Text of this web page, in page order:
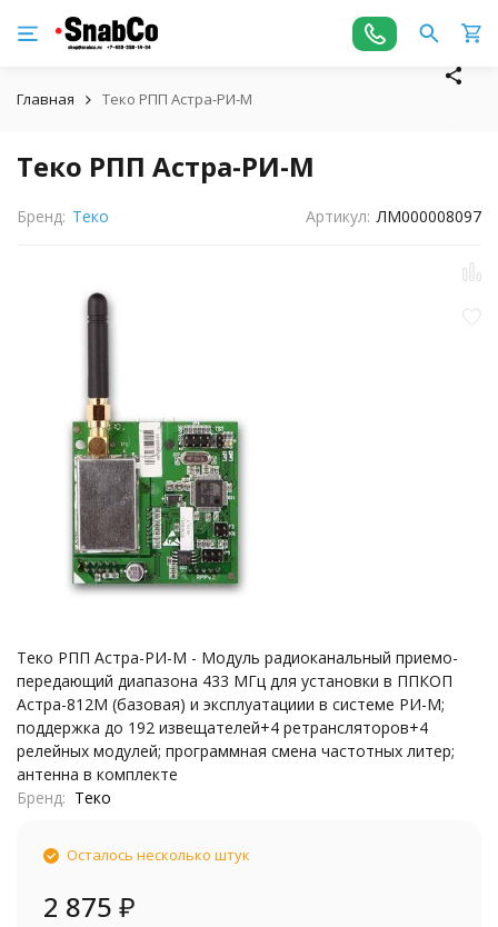
Главная Теко РПП Астра-РИ-М
Теко РПП Астра-РИ-М
Бренд: Теко Артикул: ЛМ000008097
Теко РПП Астра-РИ-М - Модуль радиоканальный приемо-
передающий диапазона 433 МГц для установки в ППКОП
Астра-812М (базовая) и эксплуатациии в системе РИ-М;
поддержка до 192 извещателей+4 ретрансляторов+4
релейных модулей; программная смена частотных литер;
антенна в комплекте
Бренд
Теко
Осталось несколько штук
2 875 ₽